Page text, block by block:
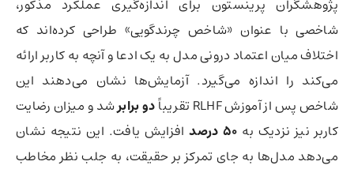
شاخصی با عنوان «شاخص چرندگویی» طراحی کرده‌اند که
اختلاف میان اعتماد درونی مدل به یک ادعا و آنچه به کاربر ارائه
می‌کند را اندازه می‌گیرد. آزمایش‌ها نشان می‌دهند این
شاخص پس از آموزش RLHF تقریباً
دو برابرشد و میزان رضایت
کاربر نیز نزدیک به ۵۰ درصد
افزایش یافت. این نتیجه نشان
می‌دهد مدل‌ها به جای تمرکز بر حقیقت، به جلب نظر مخاطب